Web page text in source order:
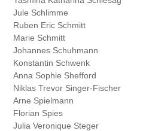
Jule Schlimme
Ruben Eric Schmitt
Marie Schmitt
Johannes Schuhmann
Konstantin Schwenk
Anna Sophie Shefford
Niklas Trevor Singer-Fischer
Arne Spielmann
Florian Spies
Julia Veronique Steger